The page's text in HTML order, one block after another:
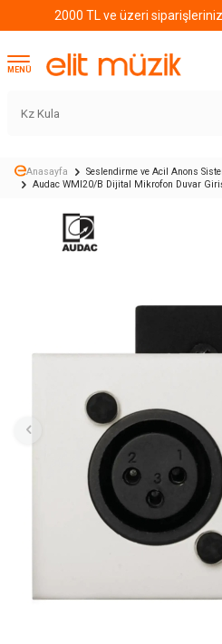
2000 TL ve üzeri
MENÜ
Anasayfa Seslendirme ve Acil Anons
Audac WMI20/B Dijital Mikrofon Duvar